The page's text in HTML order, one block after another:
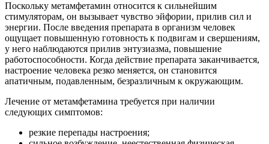
Поскольку метамфетамин относится к сильнейшим
стимуляторам, он вызывает чувство эйфории, прилив сил и
энергии. После введения препарата в организм человек
ощущает повышенную готовность к подвигам и свершениям,
у него наблюдаются прилив энтузиазма, повышение
работоспособности. Когда действие препарата заканчивается,
настроение человека резко меняется, он становится
апатичным, подавленным, безразличным к окружающим.
Лечение от метамфетамина требуется при наличии
следующих симптомов:
резкие перепады настроения;